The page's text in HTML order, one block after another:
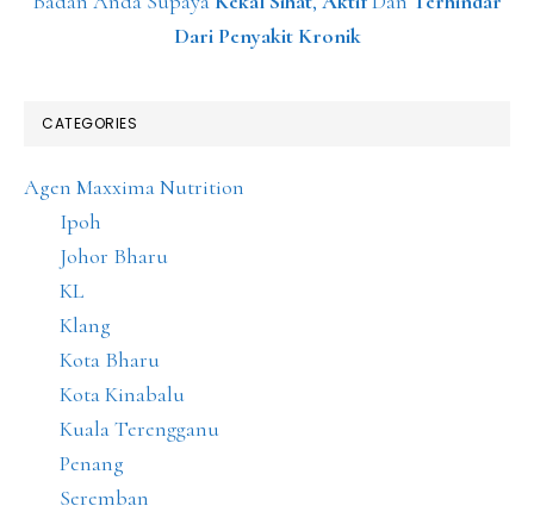
Dari Penyakit Kronik
CATEGORIES
Agen Maxxima Nutrition
Ipoh
Johor Bharu
KL
Klang
Kota Bharu
Kota Kinabalu
Kuala Terengganu
Penang
Seremban